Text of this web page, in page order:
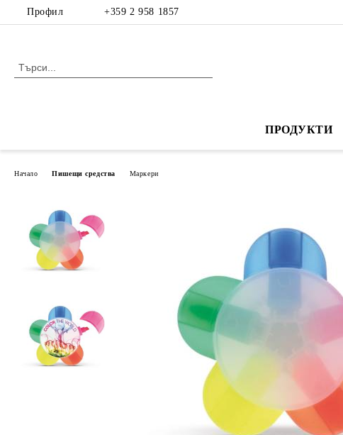
Профил +359 2 958 1857
ПРОДУКТИ
Начало Пишещи средства Маркери